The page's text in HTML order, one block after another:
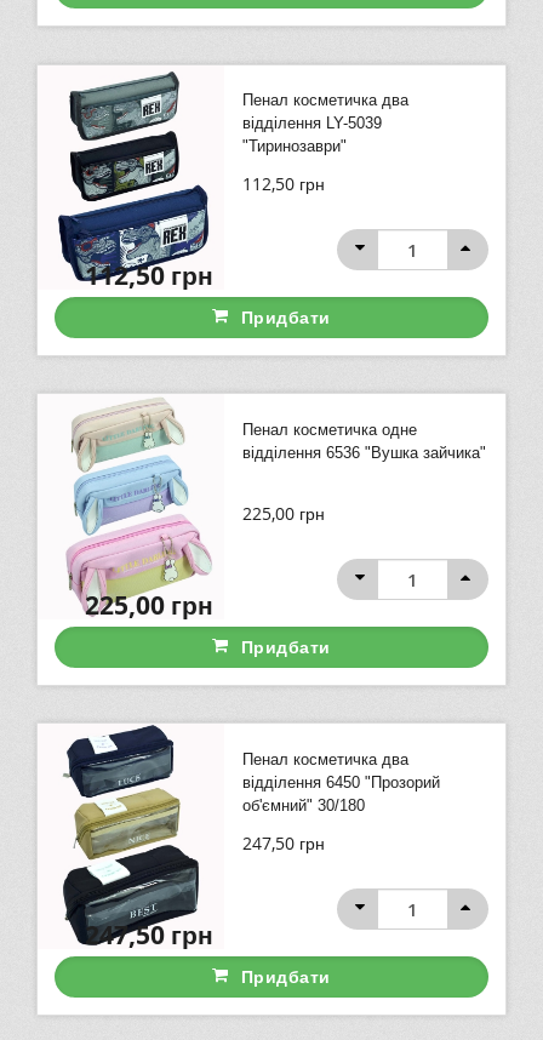
Пенал косметичка два
відділення LY-5039
"Тиринозаври"
112,50 грн
112,50грн
Придбати
Пенал косметичка одне
відділення 6536 "Вушка зайчика"
225,00 грн
225,00грн
Придбати
Пенал косметичка два
відділення 6450 "Прозорий
об'ємний" 30/180
247,50 грн
247,50грн
Придбати